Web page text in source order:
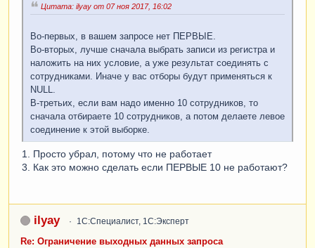
| ИндексСортировки
Цитата: ilyay от 07 ноя 2017, 16:02
Во-первых, в вашем запросе нет ПЕРВЫЕ.
Во-вторых, лучше сначала выбрать записи из регистра и
наложить на них условие, а уже результат соединять с
сотрудниками. Иначе у вас отборы будут применяться к
NULL.
В-третьих, если вам надо именно 10 сотрудников, то
сначала отбираете 10 сотрудников, а потом делаете левое
соединение к этой выборке.
1. Просто убрал, потому что не работает
3. Как это можно сделать если ПЕРВЫЕ 10 не работают?
ilyay 1С:Специалист, 1С:Эксперт
Re: Ограничение выходных данных запроса